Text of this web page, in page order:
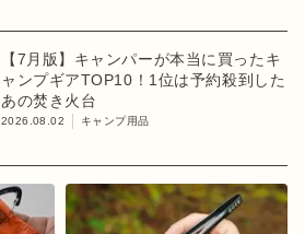
【7月版】キャンパーが本当に買ったキ
ャンプギアTOP10！1位は予約殺到した
あの焚き火台
2026.08.02 キャンプ用品